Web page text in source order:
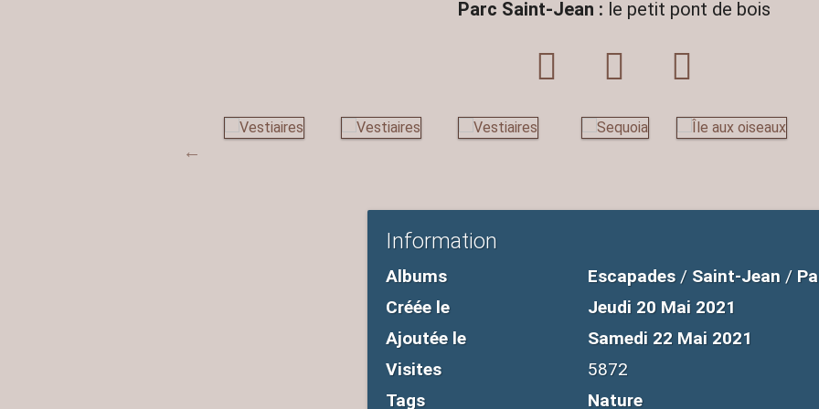
Parc Saint-Jean : le petit pont de bois
Information
Albums Escapades/ Saint-Jean/
Créée le
Jeudi 20 Mai 2021
Ajoutée le
Samedi 22 Mai 2021
Visites
5872
Tags
Nature